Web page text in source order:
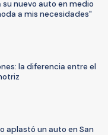
nuevo auto en medio
a mis necesidades"
la diferencia entre el
aplastó un auto en San